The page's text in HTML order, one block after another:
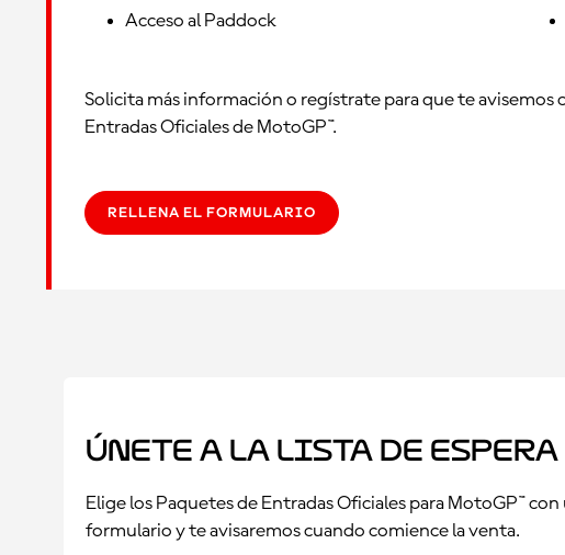
Acceso al Paddock
Solicita más información o regístrate para que te avisemos
Entradas Oficiales de MotoGP™.
RELLENA EL FORMULARIO
Únete a la lista de espera
Elige los Paquetes de Entradas Oficiales para MotoGP™
formulario y te avisaremos cuando comience la venta.